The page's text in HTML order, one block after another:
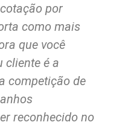
por
como mais
que você
cliente é a
competição de
reconhecido no